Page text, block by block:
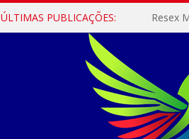
ÚLTIMAS PUBLICAÇÕES: